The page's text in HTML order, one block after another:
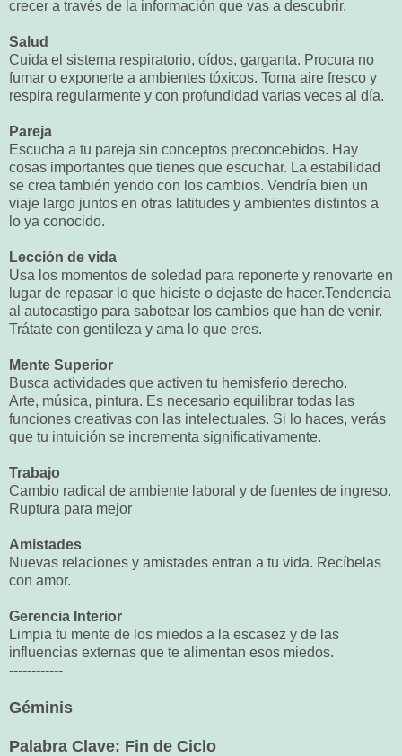
crecer a través de la información que vas a descubrir.
Salud
Cuida el sistema respiratorio, oídos, garganta. Procura no
fumar o exponerte a ambientes tóxicos. Toma aire fresco y
respira regularmente y con profundidad varias veces al día.
Pareja
Escucha a tu pareja sin conceptos preconcebidos. Hay
cosas importantes que tienes que escuchar. La estabilidad
se crea también yendo con los cambios. Vendría bien un
viaje largo juntos en otras latitudes y ambientes distintos a
lo ya conocido.
Lección de vida
Usa los momentos de soledad para reponerte y renovarte en
lugar de repasar lo que hiciste o dejaste de hacer.Tendencia
al autocastigo para sabotear los cambios que han de venir.
Trátate con gentileza y ama lo que eres.
Mente Superior
Busca actividades que activen tu hemisferio derecho.
Arte, música, pintura. Es necesario equilibrar todas las
funciones creativas con las intelectuales. Si lo haces, verás
que tu intuición se incrementa significativamente.
Trabajo
Cambio radical de ambiente laboral y de fuentes de ingreso.
Ruptura para mejor
Amistades
Nuevas relaciones y amistades entran a tu vida. Recíbelas
con amor.
Gerencia Interior
Limpia tu mente de los miedos a la escasez y de las
influencias externas que te alimentan esos miedos.
------------
Géminis
Palabra Clave: Fin de Ciclo